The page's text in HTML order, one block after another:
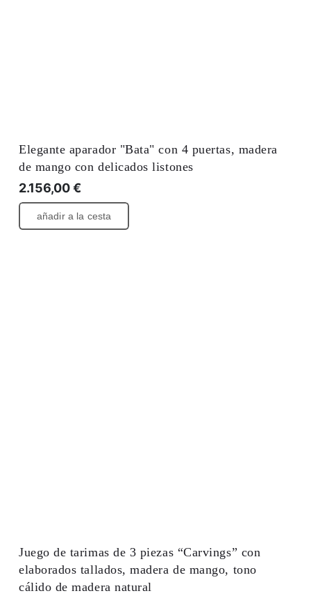
Elegante aparador "Bata" con 4 puertas, madera
de mango con delicados listones
2.156,00€
añadir a la cesta
Juego de tarimas de 3 piezas “Carvings” con
elaborados tallados, madera de mango, tono
cálido de madera natural